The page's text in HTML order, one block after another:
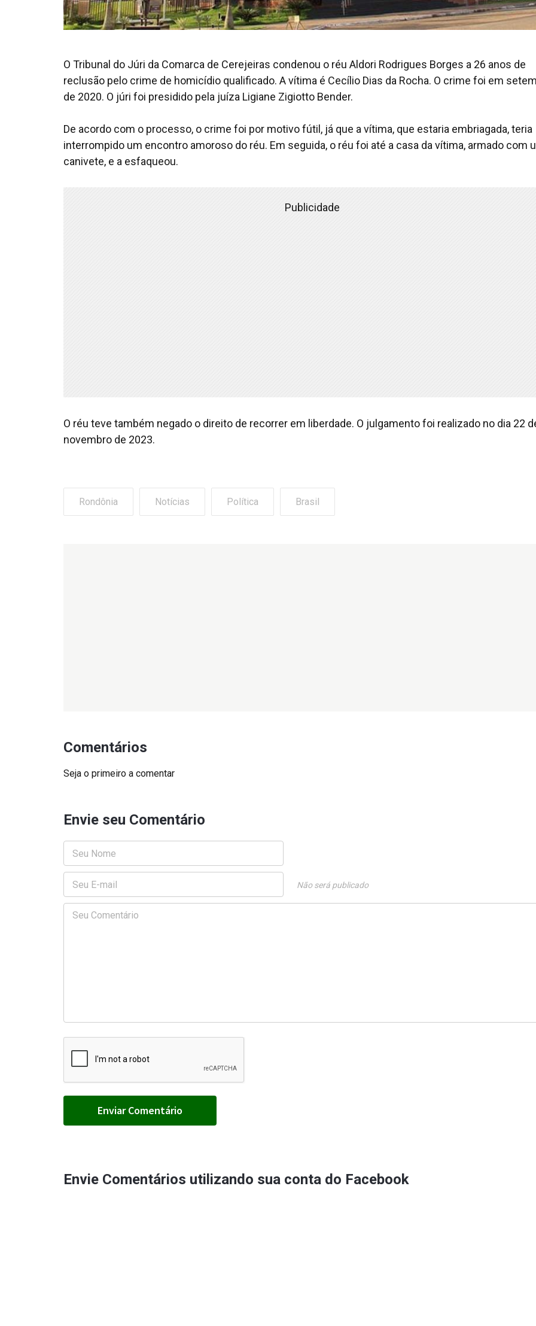
O Tribunal do Júri da Comarca de Cerejeiras condenou o réu Aldori Rodrigues Borges a 26 anos de
reclusão pelo crime de homicídio qualificado. A vítima é Cecílio Dias da Rocha. O crime foi em
de 2020. O júri foi presidido pela juíza Ligiane Zigiotto Bender.
De acordo com o processo, o crime foi por motivo fútil, já que a vítima, que estaria embriagada, teria
interrompido um encontro amoroso do réu. Em seguida, o réu foi até a casa da vítima, armado com
canivete, e a esfaqueou.
Publicidade
O réu teve também negado o direito de recorrer em liberdade. O julgamento foi realizado no dia 22
novembro de 2023.
Rondônia Notícias Política Brasil
Comentários
Seja o primeiro a comentar
Envie seu Comentário
Não será publicado
Envie Comentários utilizando sua conta do Facebook